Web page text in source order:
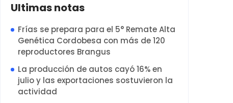
Ultimas notas
Frías se prepara para el 5° Remate Alta
Genética Cordobesa con más de 120
reproductores Brangus
La producción de autos cayó 16% en
julio y las exportaciones sostuvieron la
actividad